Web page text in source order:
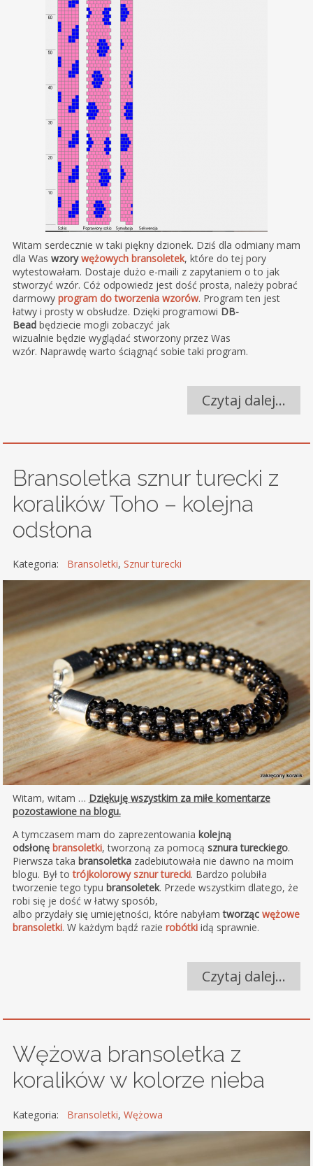
Witam serdecznie w taki piękny dzionek. Dziś dla odmiany mam
dla Was wzorywężowych bransoletek, które do tej pory
wytestowałam. Dostaje dużo e-maili z zapytaniem o to jak
stworzyć wzór. Cóż odpowiedz jest dość prosta, należy pobrać
darmowy program do tworzenia wzorów. Program ten jest
łatwy i prosty w obsłudze. Dzięki programowi DB-
Beadbędziecie mogli zobaczyć jak
wizualnie będzie wyglądać stworzony przez Was
wzór. Naprawdę warto ściągnąć sobie taki program.
Czytaj dalej…
Bransoletka sznur turecki z
koralików Toho – kolejna
odsłona
Kategoria: Bransoletki, Sznur turecki
Witam, witam … Dziękuję wszystkim za miłe komentarze
pozostawione na blogu.
A tymczasem mam do zaprezentowania kolejną
odsłonę bransoletki, tworzoną za pomocą sznura tureckiego.
Pierwsza taka bransoletkazadebiutowała nie dawno na moim
blogu. Był totrójkolorowy sznur turecki. Bardzo polubiła
tworzenie tego typu bransoletek. Przede wszystkim dlatego, że
robi się je dość w łatwy sposób,
albo przydały się umiejętności, które nabyłamtworząc wężowe
bransoletki. W każdym bądź razie robótkiidą sprawnie.
Czytaj dalej…
Wężowa bransoletka z
koralików w kolorze nieba
Kategoria: Bransoletki, Wężowa